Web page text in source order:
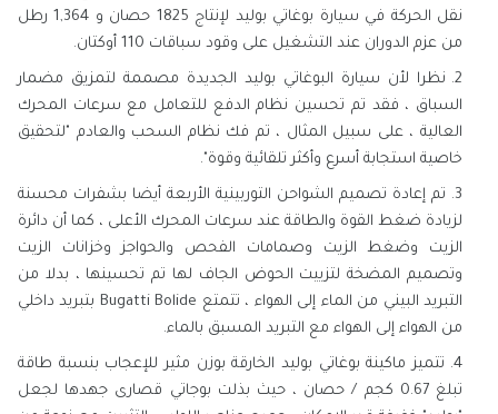
نقل الحركة في سيارة بوغاتي بوليد لإنتاج 1825 حصان و 1,364 رطل
من عزم الدوران عند التشغيل على وقود سباقات 110 أوكتان.
نظرا لأن سيارة البوغاتي بوليد الجديدة مصممة لتمزيق مضمار
السباق ، فقد تم تحسين نظام الدفع للتعامل مع سرعات المحرك
العالية ، على سبيل المثال ، تم فك نظام السحب والعادم "لتحقيق
خاصية استجابة أسرع وأكثر تلقائية وقوة".
تم إعادة تصميم الشواحن التوربينية الأربعة أيضا بشفرات محسنة
لزيادة ضغط القوة والطاقة عند سرعات المحرك الأعلى ، كما أن دائرة
الزيت وضغط الزيت وصمامات الفحص والحواجز وخزانات الزيت
وتصميم المضخة لتزييت الحوض الجاف لها تم تحسينها ، بدلا من
التبريد البيني من الماء إلى الهواء ، تتمتع Bugatti Bolide بتبريد داخلي
من الهواء إلى الهواء مع التبريد المسبق بالماء.
تتميز ماكينة بوغاتي بوليد الخارقة بوزن مثير للإعجاب بنسبة طاقة
تبلغ 0.67 كجم / حصان ، حيث بذلت بوجاتي قصارى جهدها لجعل